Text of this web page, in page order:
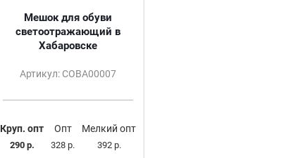
Мешок для обуви
светоотражающий в
Хабаровске
Артикул: СОВА00007
Круп. опт
290 р.
Опт
328 р.
Мелкий опт
392 р.